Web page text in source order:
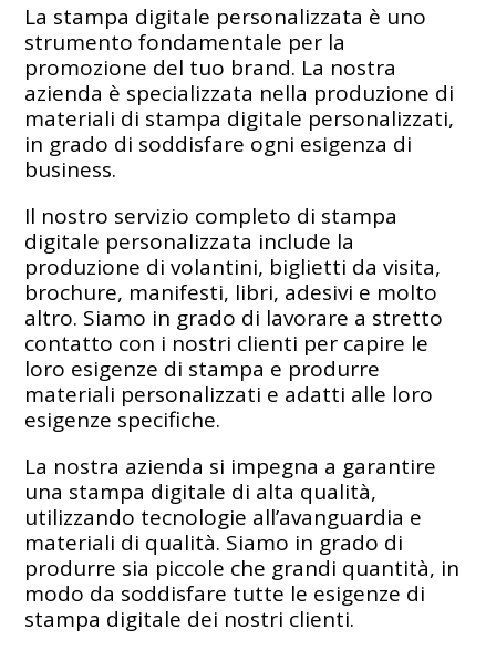
La stampa digitale personalizzata è uno
strumento fondamentale per la
promozione del tuo brand. La nostra
azienda è specializzata nella produzione di
materiali di stampa digitale personalizzati,
in grado di soddisfare ogni esigenza di
business.
Il nostro servizio completo di stampa
digitale personalizzata include la
produzione di volantini, biglietti da visita,
brochure, manifesti, libri, adesivi e molto
altro. Siamo in grado di lavorare a stretto
contatto con i nostri clienti per capire le
loro esigenze di stampa e produrre
materiali personalizzati e adatti alle loro
esigenze specifiche.
La nostra azienda si impegna a garantire
una stampa digitale di alta qualità,
utilizzando tecnologie all’avanguardia e
materiali di qualità. Siamo in grado di
produrre sia piccole che grandi quantità, in
modo da soddisfare tutte le esigenze di
stampa digitale dei nostri clienti.